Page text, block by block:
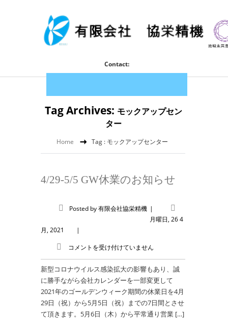
Contact:
Tag Archives: モックアップセン
ター
Home Tag : モックアップセンター
4/29-5/5 GW休業のお知らせ
Posted by有限会社協栄精機 |
月曜日, 26 4
月, 2021
|
コメントを受け付けていません
新型コロナウイルス感染拡大の影響もあり、誠
に勝手ながら会社カレンダーを一部変更して
2021年のゴールデンウィーク期間の休業日を4月
29日（祝）から5月5日（祝）までの7日間とさせ
て頂きます。5月6日（木）から平常通り営業 […]